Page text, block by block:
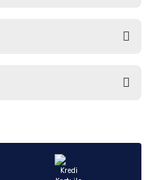
kullanarak tarafımıza
siz yapın!